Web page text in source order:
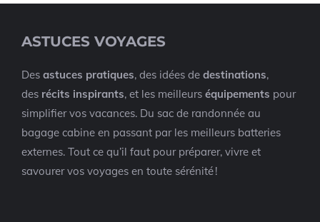
ASTUCES VOYAGES
Des astuces pratiques, des idées de destinations,
des récits inspirants, et les meilleurs équipements pour
simplifier vos vacances. Du sac de randonnée au
bagage cabine en passant par les meilleurs batteries
externes. Tout ce qu’il faut pour préparer, vivre et
savourer vos voyages en toute sérénité !